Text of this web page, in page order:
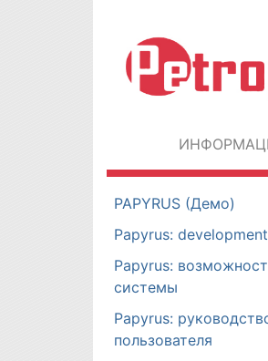
PAPYRUS (Демо)
Papyrus: development
Papyrus:
системы
Papyrus:
пользователя